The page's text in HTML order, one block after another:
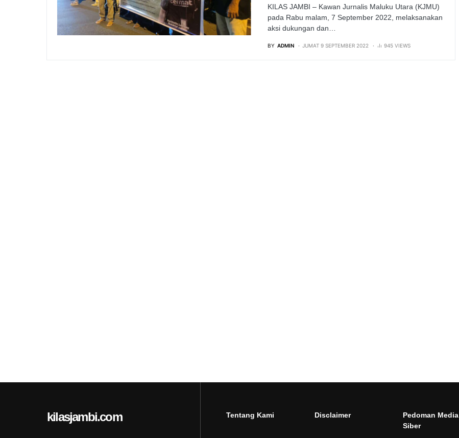
KILAS JAMBI – Kawan Jurnalis Maluku Utara (KJMU)
pada Rabu malam, 7 September 2022, melaksanakan
aksi dukungan dan…
BY ADMIN JUMAT 9 SEPTEMBER 2022 945 VIEWS
kilasjambi.com Tentang Kami Disclaimer
Pedoman Media
Siber